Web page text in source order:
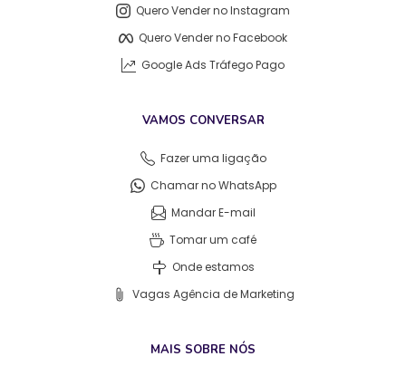
Quero Vender no Instagram
Quero Vender no Facebook
Google Ads Tráfego Pago
VAMOS CONVERSAR
Fazer uma ligação
Chamar no WhatsApp
Mandar E-mail
Tomar um café
Onde estamos
Vagas Agência de Marketing
MAIS SOBRE NÓS